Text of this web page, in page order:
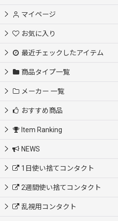
マイページ
お気に入り
最近チェックしたアイテム
商品タイプ一覧
メーカー 一覧
おすすめ商品
Item Ranking
NEWS
1日使い捨てコンタクト
2週間使い捨てコンタクト
乱視用コンタクト